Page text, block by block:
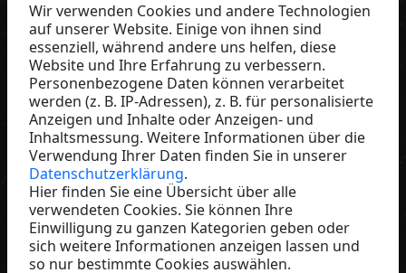
Wolfgang SCHOLL
SNIFFLER
Germany
Wir verwenden Cookies und andere Technologien
auf unserer Website. Einige von ihnen sind
essenziell, während andere uns helfen, diese
Website und Ihre Erfahrung zu verbessern.
Personenbezogene Daten können verarbeitet
werden (z. B. IP-Adressen), z. B. für personalisierte
Anzeigen und Inhalte oder Anzeigen- und
Inhaltsmessung. Weitere Informationen über die
Verwendung Ihrer Daten finden Sie in unserer
Datenschutzerklärung.
Hier finden Sie eine Übersicht über alle
verwendeten Cookies. Sie können Ihre
Einwilligung zu ganzen Kategorien geben oder
sich weitere Informationen anzeigen lassen und
so nur bestimmte Cookies auswählen.